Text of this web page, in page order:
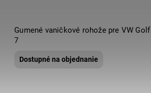
Gumené vaničkové rohože pre VW Golf
7
Dostupné na objednanie